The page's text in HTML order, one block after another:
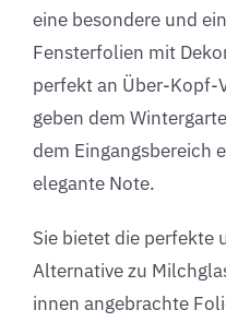
eine besondere und
Fensterfolien mit
perfekt an Über-Kopf-
geben dem
dem Eingangsbereich
elegante Note.
Sie bietet die perfekte
Alternative zu
innen angebrachte